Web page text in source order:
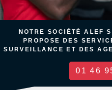
NOTRE SOCIÉTÉ ALEF
PROPOSE DES
SURVEILLANCE ET DES
01 46